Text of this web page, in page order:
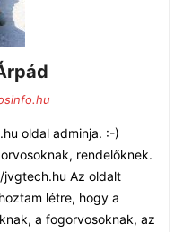
oldal adminja. :-)
rendelőknek.
Az oldalt
létre, hogy a
a fogorvosoknak, az